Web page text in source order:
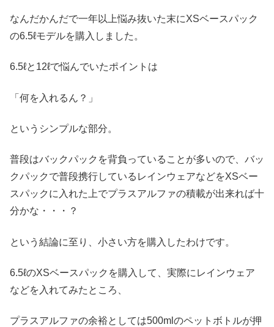
なんだかんだで一年以上悩み抜いた末にXSベースパック
の6.5ℓモデルを購入しました。
6.5ℓと12ℓで悩んでいたポイントは
「何を入れるん？」
というシンプルな部分。
普段はバックパックを背負っていることが多いので、バッ
クパックで普段携行しているレインウェアなどをXSベー
スパックに入れた上でプラスアルファの積載が出来れば十
分かな・・・？
という結論に至り、小さい方を購入したわけです。
6.5ℓのXSベースパックを購入して、実際にレインウェア
などを入れてみたところ、
プラスアルファの余裕としては500mlのペットボトルが押